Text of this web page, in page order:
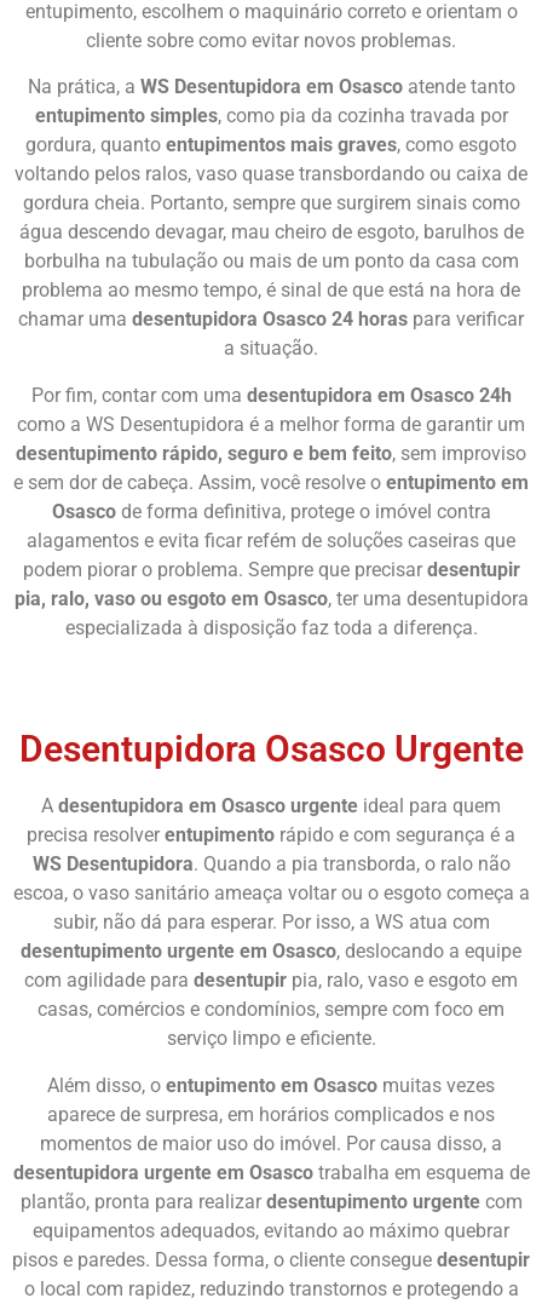
entupimento, escolhem o maquinário correto e orientam o
cliente sobre como evitar novos problemas.
Na prática, a WS Desentupidora em Osascoatende tanto
entupimento simples, como pia da cozinha travada por
gordura, quanto entupimentos mais graves, como esgoto
voltando pelos ralos, vaso quase transbordando ou caixa de
gordura cheia. Portanto, sempre que surgirem sinais como
água descendo devagar, mau cheiro de esgoto, barulhos de
borbulha na tubulação ou mais de um ponto da casa com
problema ao mesmo tempo, é sinal de que está na hora de
chamar uma desentupidora Osasco 24 horas para verificar
a situação.
Por fim, contar com uma desentupidora em Osasco 24h
como a WS Desentupidora é a melhor forma de garantir um
desentupimento rápido, seguro e bem feito, sem improviso
e sem dor de cabeça. Assim, você resolve o entupimento em
Osascode forma definitiva, protege o imóvel contra
alagamentos e evita ficar refém de soluções caseiras que
podem piorar o problema. Sempre que precisar desentupir
pia, ralo, vaso ou esgoto em Osasco, ter uma desentupidora
especializada à disposição faz toda a diferença.
Desentupidora Osasco Urgente
A desentupidora em Osasco urgente ideal para quem
precisa resolver entupimento rápido e com segurança é a
WS Desentupidora. Quando a pia transborda, o ralo não
escoa, o vaso sanitário ameaça voltar ou o esgoto começa a
subir, não dá para esperar. Por isso, a WS atua com
desentupimento urgente em Osasco, deslocando a equipe
com agilidade para desentupir pia, ralo, vaso e esgoto em
casas, comércios e condomínios, sempre com foco em
serviço limpo e eficiente.
Além disso, o entupimento em Osasco muitas vezes
aparece de surpresa, em horários complicados e nos
momentos de maior uso do imóvel. Por causa disso, a
desentupidora urgente em Osascotrabalha em esquema de
plantão, pronta para realizar desentupimento urgentecom
equipamentos adequados, evitando ao máximo quebrar
pisos e paredes. Dessa forma, o cliente consegue desentupir
o local com rapidez, reduzindo transtornos e protegendo a